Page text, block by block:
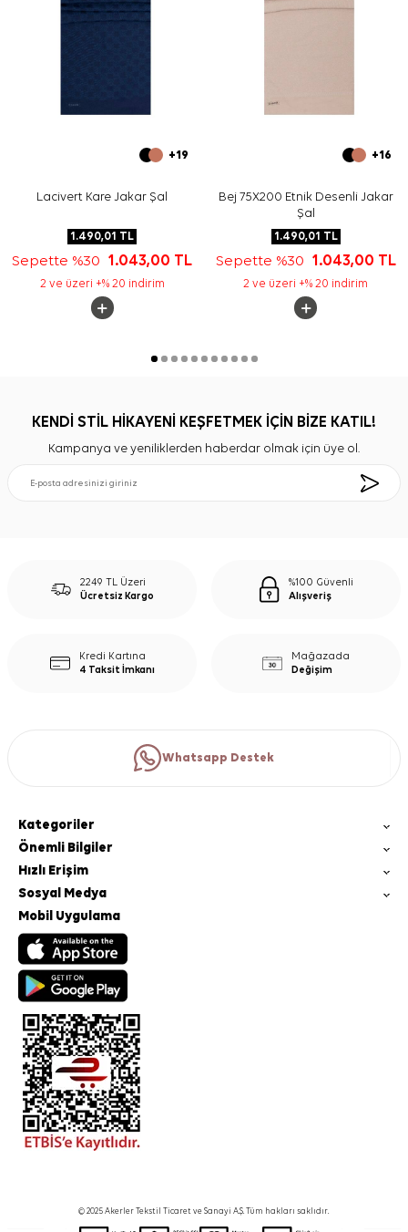
+19
Lacivert Kare Jakar Şal
1.490,01 TL
Sepette %30 1.043,00 TL
2 ve üzeri +% 20 indirim
+16
Bej 75X200 Etnik Desenli Jakar
Şal
1.490,01 TL
Sepette %30 1.043,00 TL
2 ve üzeri +% 20 indirim
KENDİ STİL HİKAYENİ KEŞFETMEK İÇİN BİZE KATIL!
Kampanya ve yeniliklerden haberdar olmak için üye ol.
2249 TL Üzeri
Ücretsiz Kargo
%100 Güvenli
Alışveriş
Kredi Kartına
4 Taksit İmkanı
Mağazada
Değişim
Whatsapp Destek
Kategoriler
Önemli Bilgiler
Hızlı Erişim
Sosyal Medya
Mobil Uygulama
© 2025 Akerler Tekstil Ticaret ve Sanayi A.Ş. Tüm hakları saklıdır.